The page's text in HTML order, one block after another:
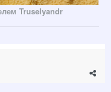
Truselyandr